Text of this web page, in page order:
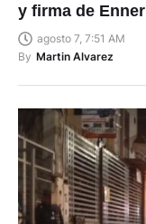
y firma de
agosto 7, 7:51 AM
By Martin Alvarez